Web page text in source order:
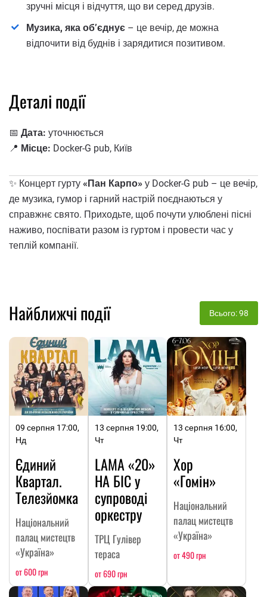
зручні місця і відчуття, що ви серед друзів.
Музика, яка об’єднує – це вечір, де можна
відпочити від буднів і зарядитися позитивом.
Деталі події
📅 Дата: уточнюється
📍 Місце: Docker-G pub, Київ
✨ Концерт гурту «Пан Карпо» у Docker-G pub – це вечір,
де музика, гумор і гарний настрій поєднаються у
справжнє свято. Приходьте, щоб почути улюблені пісні
наживо, поспівати разом із гуртом і провести час у
теплій компанії.
Найближчі події Всього: 98
09 серпня 17:00,
Нд
Єдиний
Квартал.
Телезйомка
Національний
палац мистецтв
«Україна»
от 600 грн
13 серпня 19:00,
Чт
LAMA «20»
НА БІС у
супроводі
оркестру
ТРЦ Гулівер
тераса
от 690 грн
13 серпня 16:00,
Чт
Хор
«Гомін»
Національний
палац мистецтв
«Україна»
от 490 грн